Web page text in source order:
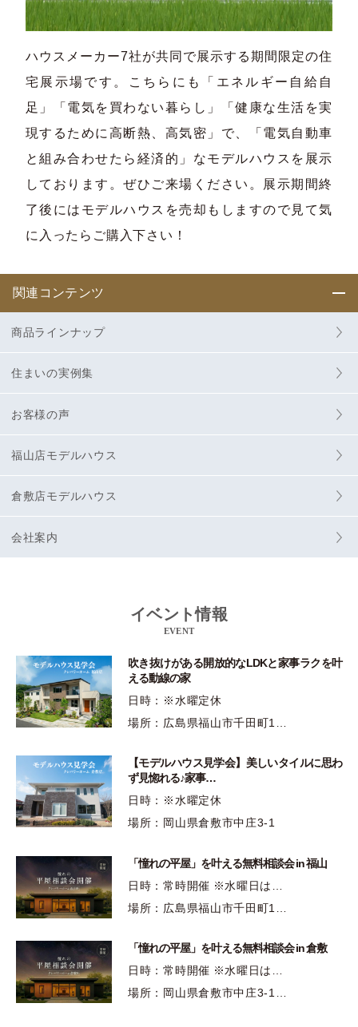
ハウスメーカー7社が共同で展示する期間限定の住
宅展示場です。こちらにも「エネルギー自給自
足」「電気を買わない暮らし」「健康な生活を実
現するために高断熱、高気密」で、「電気自動車
と組み合わせたら経済的」なモデルハウスを展示
しております。ぜひご来場ください。展示期間終
了後にはモデルハウスを売却もしますので見て気
に入ったらご購入下さい！
関連コンテンツ
商品ラインナップ
住まいの実例集
お客様の声
福山店モデルハウス
倉敷店モデルハウス
会社案内
イベント情報
EVENT
吹き抜けがある開放的なLDKと家事ラクを叶
える動線の家
日時：※水曜定休
場所：広島県福山市千田町1…
【モデルハウス見学会】美しいタイルに思わ
ず見惚れる♪家事…
日時：※水曜定休
場所：岡山県倉敷市中庄3-1
「憧れの平屋」を叶える無料相談会 in 福山
日時：常時開催 ※水曜日は…
場所：広島県福山市千田町1…
「憧れの平屋」を叶える無料相談会 in 倉敷
日時：常時開催 ※水曜日は…
場所：岡山県倉敷市中庄3-1…